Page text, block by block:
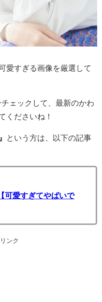
愛すぎる画像を厳選して
チェックして、最新のかわ
くださいね！
という方は、以下の記事
可愛すぎてやばいで
ンク